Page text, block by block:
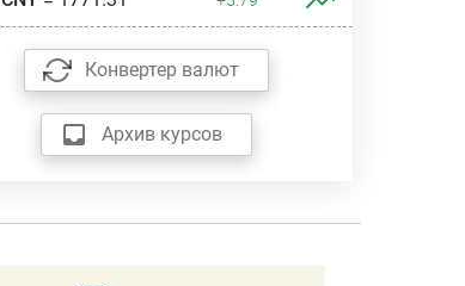
Конвертер валют
Архив курсов